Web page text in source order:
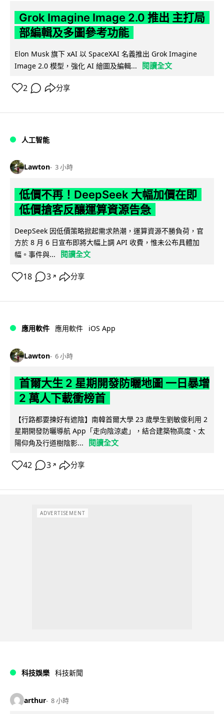
Grok Imagine Image 2.0 推出 主打局
部編輯及多圖參考功能
Elon Musk 旗下 xAI 以 SpaceXAI 名義推出 Grok Imagine
Image 2.0 模型，強化 AI 繪圖及編輯...
閱讀全文
2 分享
人工智能
Lawton 3 小時
低價不再！DeepSeek 大幅加價在即
低價搶客反釀運算資源告急
DeepSeek 因低價策略掀起需求熱潮，運算資源不勝負荷，官
方於 8 月 6 日宣布即將大幅上調 API 收費，惟未公布具體加
幅。事件與...
閱讀全文
18 3 ↗ 分享
應用軟件 應用軟件 iOS App
Lawton 6 小時
首爾大生 2 星期開發防曬地圖 一日暴增
2 萬人下載衝榜首
【行路都要揀好有遮陰】南韓首爾大學 23 歲學生劉敏俊利用 2
星期開發防曬導航 App「走向陰涼處」，結合建築物高度、太
陽仰角及行道樹陰影...
閱讀全文
42 3 ↗ 分享
ADVERTISEMENT
科技娛樂 科技新聞
arthur 8 小時